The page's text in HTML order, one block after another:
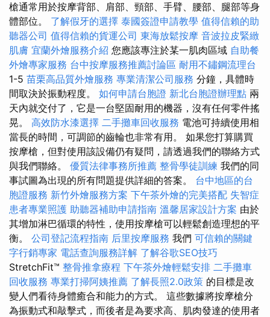
槍通常用於按摩背部、肩部、頸部、手臂、腰部、腿部等身
體部位。 了解假牙的選擇 泰國簽證申請教學 值得信賴的助
聽器公司 值得信賴的貨運公司 東海放鬆按摩 音波拉皮緊緻
肌膚 宜蘭外燴服務介紹 您應該專注於某一肌肉區域 自助餐
外燴專家服務 台中按摩服務推薦討論區 耐用不鏽鋼流理台
1-5 苗栗高品質外燴服務 專業清潔公司服務 分鐘，具體時
間取決於振動程度。 如何申請台胞證 新北台胞證辦理點 兩
天內就交付了，它是一台堅固耐用的機器，沒有任何零件搖
晃。 高效防水漆選擇 二手攤車回收服務 電池可持續使用相
當長的時間，可調節的齒輪也非常有用。 如果您打算購買
按摩槍，但對使用該設備仍有疑問，請透過我們的聯絡方式
與我們聯絡。 優質法律事務所推薦 整骨學徒訓練 我們的同
事試圖為出現的所有問題提供詳細的答案。 台中地區的台
胞證服務 新竹外燴服務方案 下午茶外燴的完美搭配 失智症
患者專業照護 助聽器補助申請指南 溫馨居家設計方案 由於
其增加淋巴循環的特性，使用按摩槍可以輕鬆創造理想的平
衡。 公司登記流程指南 后里按摩服務 我們 可信賴的關鍵
字行銷專家 電話查詢服務詳解 了解谷歌SEO技巧
StretchFit™ 整骨推拿療程 下午茶外燴輕鬆安排 二手攤車
回收服務 專業打掃阿姨推薦 了解長照2.0政策 的目標是改
變人們看待身體癒合和能力的方式。 這些數據將按摩槍分
為振動式和敲擊式，而後者是為要求高、肌肉發達的使用者